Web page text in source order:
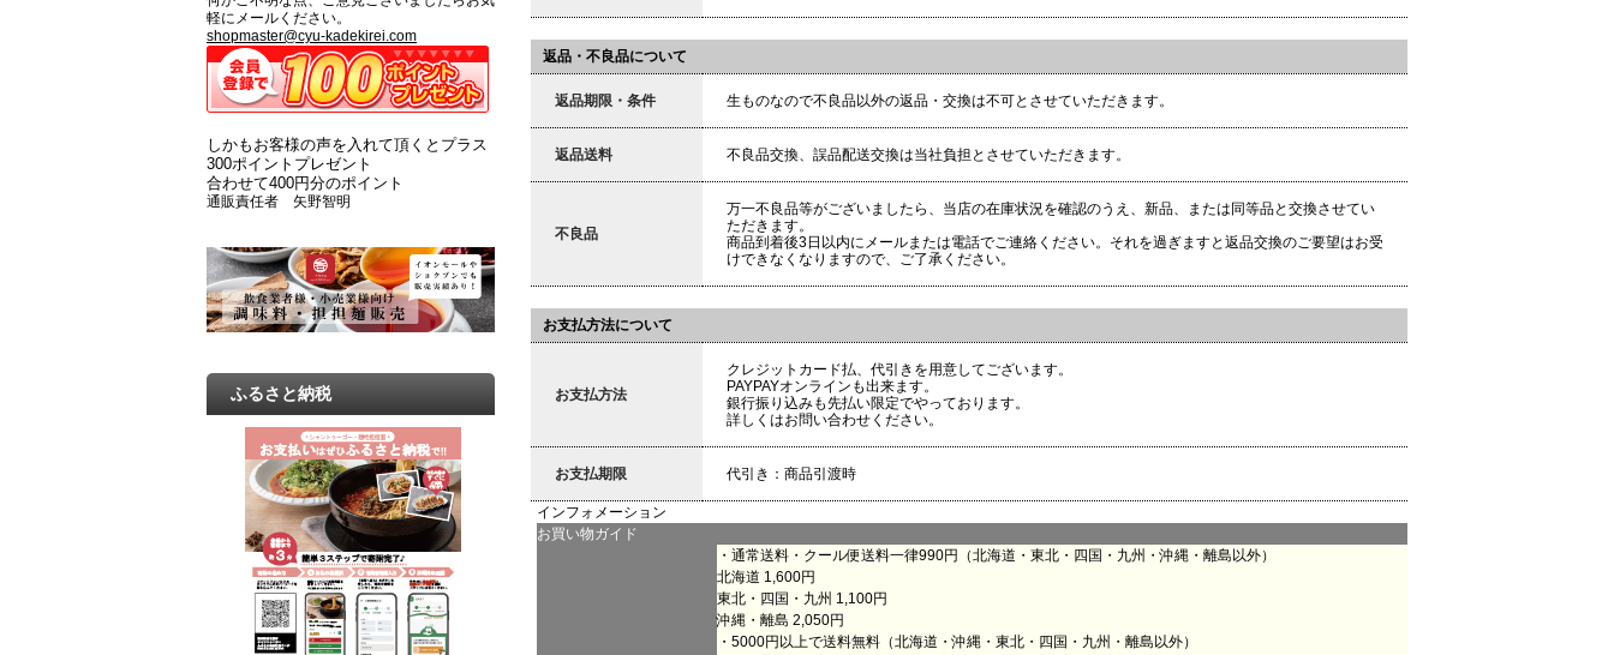
返品・不良品について
返品期限・条件 生ものなので不良品以外の返品・交換は不可とさせていただきます。
返品送料 不良品交換、誤品配送交換は当社負担とさせていただきます。
不良品
万一不良品等がございましたら、当店の在庫状況を確認のうえ、新品、または同等品と交換させてい
ただきます。
商品到着後3日以内にメールまたは電話でご連絡ください。それを過ぎますと返品交換のご要望はお受
けできなくなりますので、ご了承ください。
お支払方法について
お支払方法
クレジットカード払、代引きを用意してございます。
PAYPAYオンラインも出来ます。
銀行振り込みも先払い限定でやっております。
詳しくはお問い合わせください。
お支払期限 代引き：商品引渡時
インフォメーション
お買い物ガイド
・通常送料・クール便送料一律990円（北海道・東北・四国・九州・沖縄・離島以外）
北海道 1,600円
東北・四国・九州 1,100円
沖縄・離島 2,050円
・5000円以上で送料無料（北海道・沖縄・東北・四国・九州・離島以外）
軽にメールください。
shopmaster@cyu-kadekirei.com
しかもお客様の声を入れて頂くとプラス
300ポイントプレゼント
合わせて400円分のポイント
通販責任者 矢野智明
ふるさと納税